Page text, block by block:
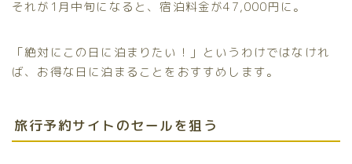
それが1月中旬になると、宿泊料金が47,000円に。
「絶対にこの日に泊まりたい！」というわけではなけれ
ば、お得な日に泊まることをおすすめします。
旅行予約サイトのセールを狙う